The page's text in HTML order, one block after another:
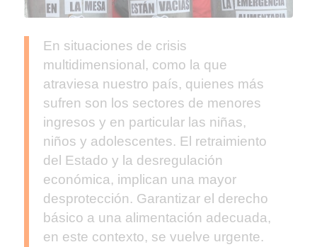
En situaciones de crisis
multidimensional, como la que
atraviesa nuestro país, quienes más
sufren son los sectores de menores
ingresos y en particular las niñas,
niños y adolescentes. El retraimiento
del Estado y la desregulación
económica, implican una mayor
desprotección. Garantizar el derecho
básico a una alimentación adecuada,
en este contexto, se vuelve urgente.